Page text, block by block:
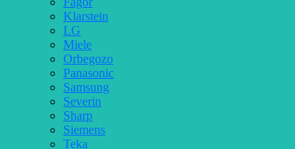
Klarstein
LG
Miele
Orbegozo
Panasonic
Samsung
Severin
Sharp
Siemens
Teka